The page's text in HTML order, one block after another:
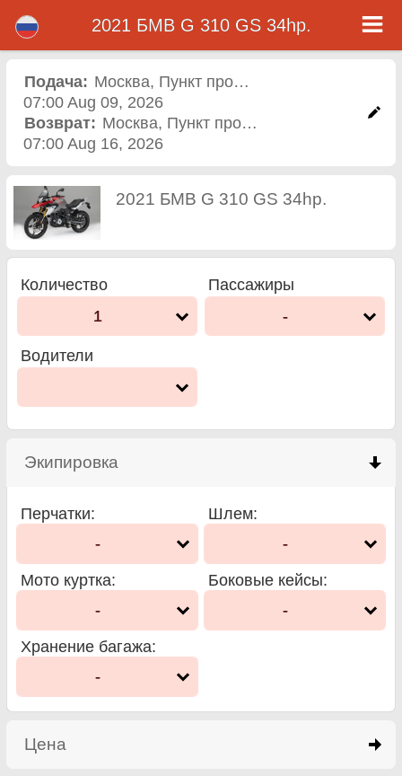
2021 БМВ G 310 GS 34hp.
прокат мотоцикла в
москва
2021 БМВ G 310 GS 34hp.
Подача: Москва, Пункт проката
07:00 Aug 09, 2026
Возврат: Москва, Пункт проката
07:00 Aug 16, 2026
2021 БМВ G 310 GS 34hp.
Количество
1
Пассажиры
-
Водители
Экипировка
Перчатки:
-
Шлем:
-
Мото куртка:
-
Боковые кейсы:
-
Хранение багажа:
-
Цена